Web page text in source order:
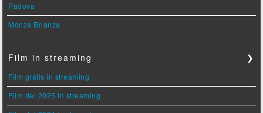
Padova
Monza Brianza
Film in streaming ❯
Film gratis in streaming
Film del 2025 in streaming